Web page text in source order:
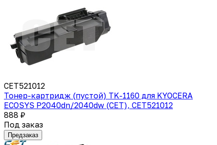
CET521012
Тонер-картридж (пустой) TK-1160 для KYOCERA
ECOSYS P2040dn/2040dw (CET), CET521012
888 ₽
Под заказ
Предзаказ